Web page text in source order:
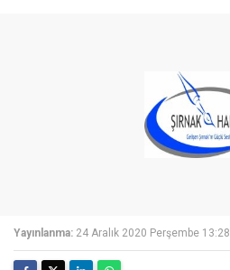
Yayınlanma: 24 Aralık 2020 Perşembe 13:28